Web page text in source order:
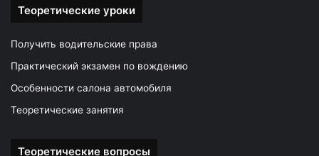
Теоретические уроки
Получить водительские права
Практический экзамен по вождению
Особенности салона автомобиля
Теоретические занятия
Теоретические вопросы